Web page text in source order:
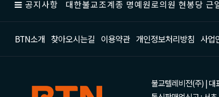
공지사항 대한불교조계종 명예원로의원 현봉당
BTN소개 찾아오시는길 이용약관 개인정보처리방침 사업
불교텔레비전(주) | 대